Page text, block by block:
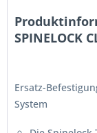
SPINELOCK
Ersatz-
System